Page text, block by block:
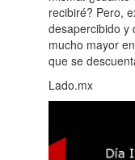
recibiré? Pero,
desapercibido y
mucho mayor
que se
Lado.mx